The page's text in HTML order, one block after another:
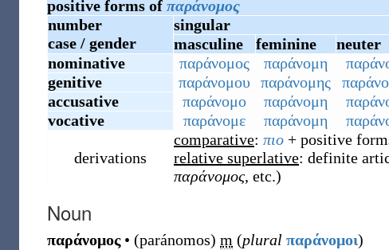
positive forms of παράνομος
number
case / gender
singular
masculine
feminine neuter
nominative
παράνομος παράνομη
genitive
παράνομου παράνομης
accusative
παράνομο παράνομη
vocative
παράνομε παράνομη
derivations
comparative: πιο + positive
relative superlative: definite
παράνομος, etc.)
Noun
παράνομος • (paránomos) m (plural παράνομοι)